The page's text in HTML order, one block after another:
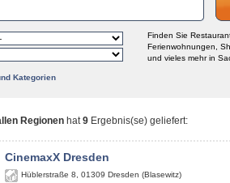
Finden Sie
Ferienwohnungen,
und vieles mehr in
Kategorien
Regionen hat9 Ergebnis(se) geliefert:
CinemaxX Dresden
Hüblerstraße 8 01309 Dresden (Blasewitz)